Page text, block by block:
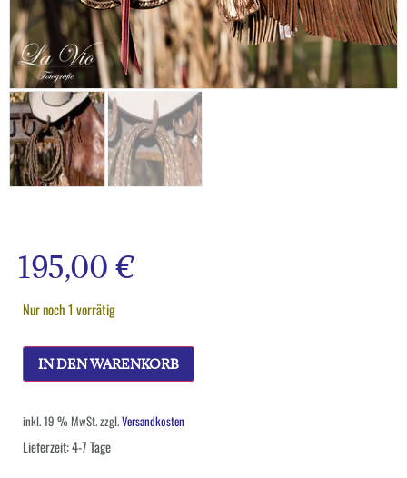
195,00 €
Nur noch 1 vorrätig
IN DEN WARENKORB
inkl. 19 % MwSt.zzgl.Versandkosten
Lieferzeit:4-7 Tage